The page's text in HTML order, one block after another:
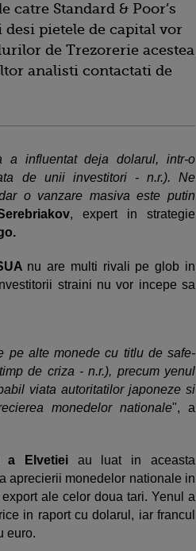
catre Standard & Poor’s
desi pietele de capital vor
de Trezorerie acestea
analisti contactati de
a influentat deja dolarul, intr-o
de unii investitori - n.r.). Ne
o vanzare masiva este putin
, expert in strategie
nu are multi rivali pe glob in
straini nu vor incepe sa
pe alte monede cu titlu de safe-
de criza - n.r.), precum yenul
viata autoritatilor japoneze si
monedelor nationale", a
a Elvetiei au luat in aceasta
aprecierii monedelor nationale in
ale celor doua tari. Yenul a
in raport cu dolarul, iar francul
euro.